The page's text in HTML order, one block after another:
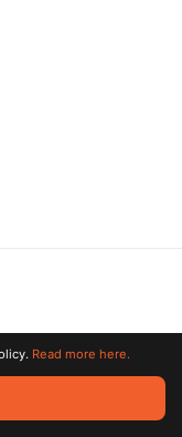
All trademarks
Read more here.